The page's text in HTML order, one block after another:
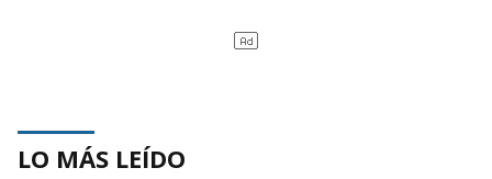
LO MÁS LEÍDO